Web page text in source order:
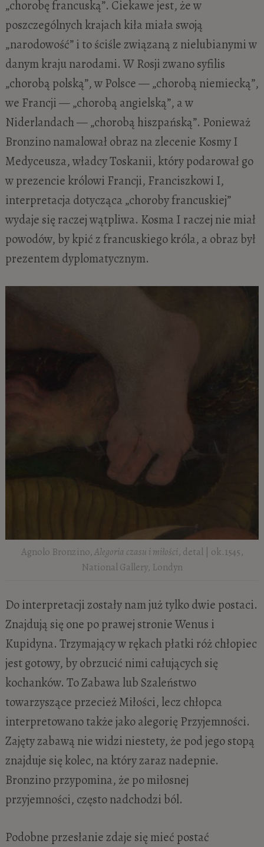
„chorobę francuską”. Ciekawe jest, że w
poszczególnych krajach kiła miała swoją
„narodowość” i to ściśle związaną z nielubianymi w
danym kraju narodami. W Rosji zwano syfilis
„chorobą polską”, w Polsce — „chorobą niemiecką”,
we Francji — „chorobą angielską”, a w
Niderlandach — „chorobą hiszpańską”. Ponieważ
Bronzino namalował obraz na zlecenie Kosmy I
Medyceusza, władcy Toskanii, który podarował go
w prezencie królowi Francji, Franciszkowi I,
interpretacja dotycząca „choroby francuskiej”
wydaje się raczej wątpliwa. Kosma I raczej nie miał
powodów, by kpić z francuskiego króla, a obraz był
prezentem dyplomatycznym.
Agnolo Bronzino,Alegoria czasu i miłości, detal | ok.1545,
National Gallery, Londyn
Do interpretacji zostały nam już tylko dwie postaci.
Znajdują się one po prawej stronie Wenus i
Kupidyna. Trzymający w rękach płatki róż chłopiec
jest gotowy, by obrzucić nimi całujących się
kochanków. To Zabawa lub Szaleństwo
towarzyszące przecież Miłości, lecz chłopca
interpretowano także jako alegorię Przyjemności.
Zajęty zabawą nie widzi niestety, że pod jego stopą
znajduje się kolec, na który zaraz nadepnie.
Bronzino przypomina, że po miłosnej
przyjemności, często nadchodzi ból.
Podobne przesłanie zdaje się mieć postać